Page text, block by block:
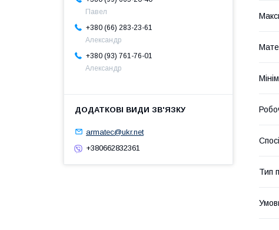
Тип
Павел
+380 (66) 283-23-61
Александр
+380 (93) 761-76-01
Александр
armatec@ukr.net
+380662832361